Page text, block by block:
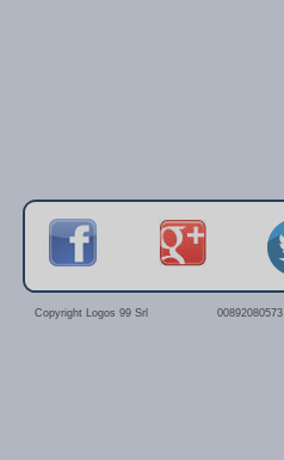
Copyright Logos 99 Srl 00892080573